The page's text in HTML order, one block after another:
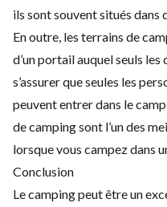
ils sont souvent situés dans
En outre, les terrains de
d’un portail auquel seuls
s’assurer que seules les
peuvent entrer dans le
de camping sont l’un des
lorsque vous campez dans
Conclusion
Le camping peut être un